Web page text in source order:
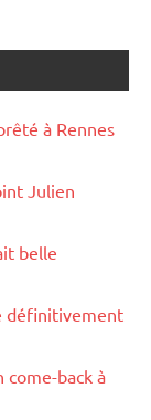
à Rennes
Julien
belle
définitivement
come-back à